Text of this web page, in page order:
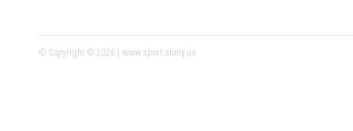
© Copyright © 2026 | www.sport.sumy.ua